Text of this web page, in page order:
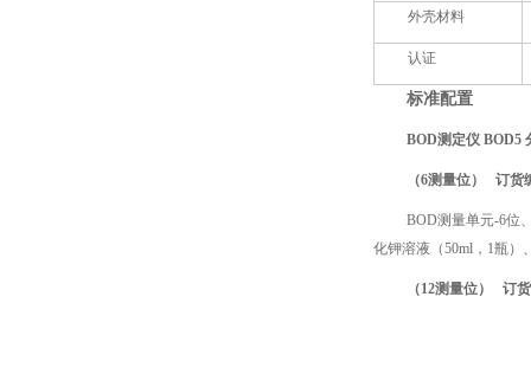
外壳材料
认证
标准配置
BOD测定仪 BOD5
（6测量位） 订货
BOD测量单元-6位
化钾溶液（50ml，1瓶）
（12测量位） 订